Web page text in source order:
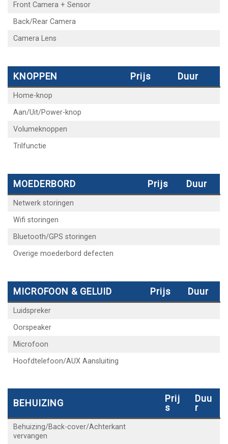
Front Camera + Sensor
Back/Rear Camera
Camera Lens
KNOPPEN Prijs Duur
Home-knop
Aan/Uit/Power-knop
Volumeknoppen
Trilfunctie
MOEDERBORD Prijs Duur
Netwerk storingen
Wifi storingen
Bluetooth/GPS storingen
Overige moederbord defecten
MICROFOON & GELUID Prijs Duur
Luidspreker
Oorspeaker
Microfoon
Hoofdtelefoon/AUX Aansluiting
BEHUIZING
Prij
S
Duu
R
Behuizing/Back-cover/Achterkant
vervangen